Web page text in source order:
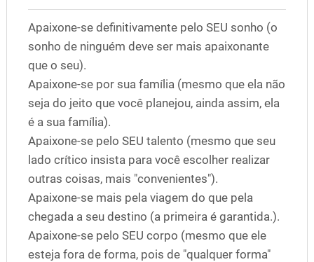
Apaixone-se definitivamente pelo SEU sonho (o
sonho de ninguém deve ser mais apaixonante
que o seu).
Apaixone-se por sua família (mesmo que ela não
seja do jeito que você planejou, ainda assim, ela
é a sua família).
Apaixone-se pelo SEU talento (mesmo que seu
lado crítico insista para você escolher realizar
outras coisas, mais "convenientes").
Apaixone-se mais pela viagem do que pela
chegada a seu destino (a primeira é garantida.).
Apaixone-se pelo SEU corpo (mesmo que ele
esteja fora de forma, pois de "qualquer forma"